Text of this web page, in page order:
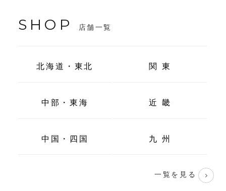
SHOP 店舗一覧
北海道・東北 関 東
中部・東海 近 畿
中国・四国 九 州
一覧を見る